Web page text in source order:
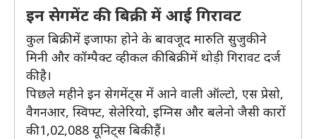
इन सेगमेंट की बिक्री में आई गिरावट
कुल बिक्री में इजाफा होने के बावजूद मारुति सुजुकी ने
मिनी और कॉम्पैक्ट व्हीकल की बिक्री में थोड़ी गिरावट दर्ज
की है।
पिछले महीने इन सेगमेंट्स में आने वाली ऑल्टो, एस प्रेसो,
वैगनआर, स्विफ्ट, सेलेरियो, इग्निस और बलेनो जैसी कारों
की 1,02,088 यूनिट्स बिकी हैं।